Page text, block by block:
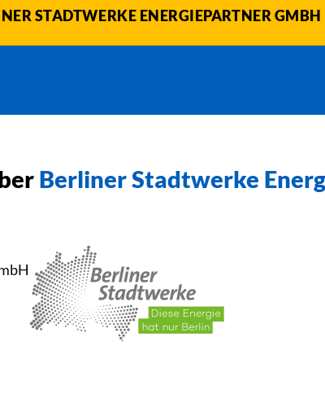
STADTWERKE ENERGIEPARTNER
Berliner Stadtwerke